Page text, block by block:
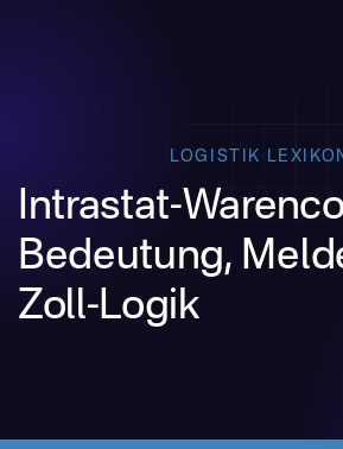
LOGISTIK
Intrastat-
Bedeutung,
Zoll-Logik